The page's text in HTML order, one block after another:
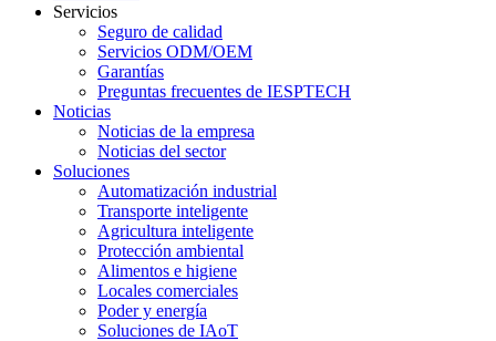
Servicios
Seguro de calidad
Servicios ODM/OEM
Garantías
Preguntas frecuentes de IESPTECH
Noticias
Noticias de la empresa
Noticias del sector
Soluciones
Automatización industrial
Transporte inteligente
Agricultura inteligente
Protección ambiental
Alimentos e higiene
Locales comerciales
Poder y energía
Soluciones de IAoT